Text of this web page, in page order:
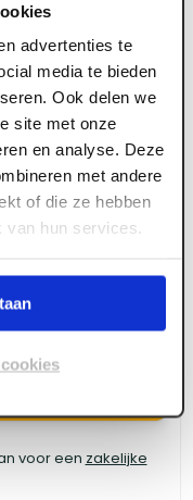
advertenties te
media te bieden
Ook delen we
site met onze
en analyse. Deze
met andere
of die ze hebben
van hun services.
2771 UR+
pal)
voor een zakelijke